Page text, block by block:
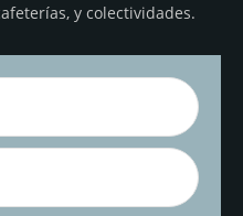
y colectividades.